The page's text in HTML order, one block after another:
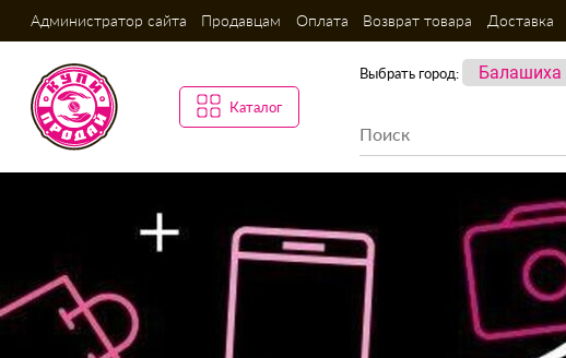
Администратор сайта Продавцам Оплата Возврат товара Доставка
Каталог
Выбрать город: